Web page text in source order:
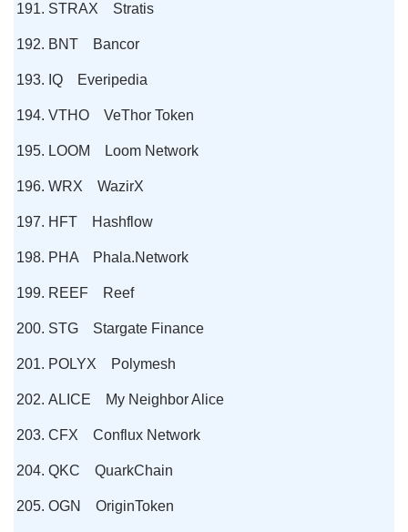
STRAX Stratis
BNT Bancor
IQ Everipedia
VTHO VeThor Token
LOOM Loom Network
WRX WazirX
HFT Hashflow
PHA Phala.Network
REEF Reef
STG Stargate Finance
POLYX Polymesh
ALICE My Neighbor Alice
CFX Conflux Network
QKC QuarkChain
OGN OriginToken